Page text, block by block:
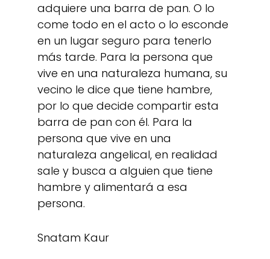
adquiere una barra de pan. O lo
come todo en el acto o lo esconde
en un lugar seguro para tenerlo
más tarde. Para la persona que
vive en una naturaleza humana, su
vecino le dice que tiene hambre,
por lo que decide compartir esta
barra de pan con él. Para la
persona que vive en una
naturaleza angelical, en realidad
sale y busca a alguien que tiene
hambre y alimentará a esa
persona.
Snatam Kaur